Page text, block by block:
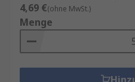
4,69 €(ohne MwSt.)
Menge